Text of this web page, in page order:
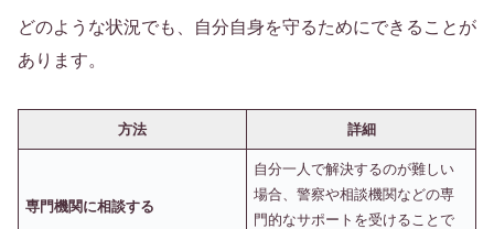
どのような状況でも、自分自身を守るためにできることが
あります。
方法 詳細
専門機関に相談する
自分一人で解決するのが難しい
場合、警察や相談機関などの専
門的なサポートを受けることで